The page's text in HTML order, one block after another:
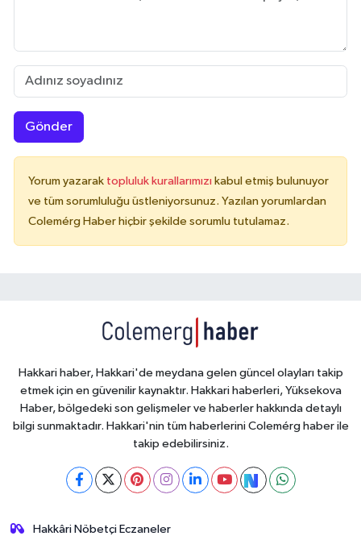
Gönder
Yorum yazarak topluluk kurallarımızı kabul etmiş bulunuyor
ve tüm sorumluluğu üstleniyorsunuz. Yazılan yorumlardan
Colemérg Haber hiçbir şekilde sorumlu tutulamaz.
Hakkari haber, Hakkari'de meydana gelen güncel olayları takip
etmek için en güvenilir kaynaktır. Hakkari haberleri, Yüksekova
Haber, bölgedeki son gelişmeler ve haberler hakkında detaylı
bilgi sunmaktadır. Hakkari'nin tüm haberlerini Colemérg haber ile
takip edebilirsiniz.
Hakkâri Nöbetçi Eczaneler